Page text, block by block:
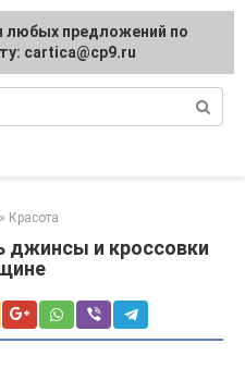
» Красота
джинсы и кроссовки
любых предложений по
cartica@cp9.ru